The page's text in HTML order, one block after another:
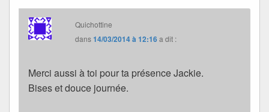
Quichottine
dans14/03/2014 à 12:16a dit :
Merci aussi à toi pour ta présence Jackie.
Bises et douce journée.